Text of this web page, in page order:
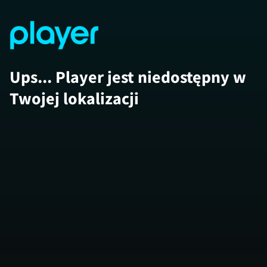
Ups... Player jest niedostępny w
Twojej lokalizacji